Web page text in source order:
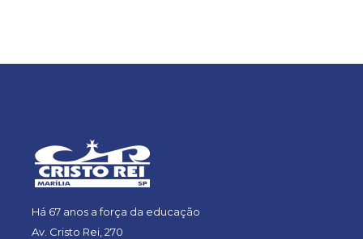
Há 67 anos a força da educação
Av. Cristo Rei, 270